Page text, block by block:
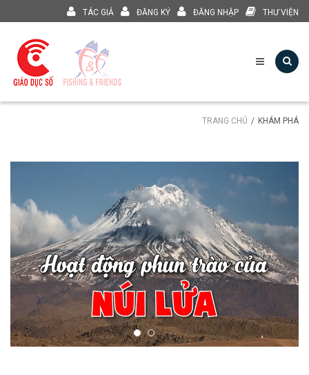
TÁC GIẢ ĐĂNG KÝ ĐĂNG NHẬP THƯ VIỆN
TRANG CHỦ KHÁM PHÁ